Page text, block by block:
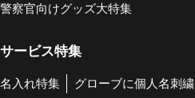
警察官向けグッズ大特集
サービス特集
名入れ特集 グローブに個人名刺繍